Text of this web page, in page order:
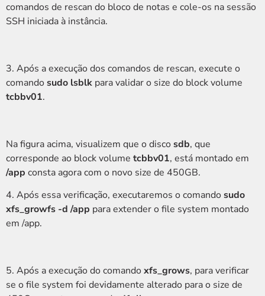
comandos de rescan do bloco de notas e cole-os na sessão
SSH iniciada à instância.
3. Após a execução dos comandos de rescan, execute o
comando sudo lsblk para validar o size do block volume
tcbbv01.
Na figura acima, visualizem que o disco sdb, que
corresponde ao block volume tcbbv01, está montado em
/app consta agora com o novo size de 450GB.
4. Após essa verificação, executaremos o comando sudo
xfs_growfs -d /app para extender o file system montado
em /app.
5. Após a execução do comando xfs_grows, para verificar
se o file system foi devidamente alterado para o size de